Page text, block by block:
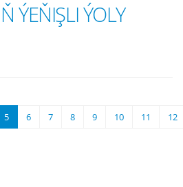
ÝEŇIŞLI ÝOLY
5 6 7 8 9 10 11 12